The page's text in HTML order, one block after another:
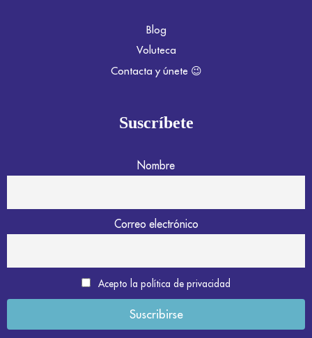
Blog
Voluteca
Contacta y únete 😉
Suscríbete
Nombre
Correo electrónico
Acepto la política de privacidad